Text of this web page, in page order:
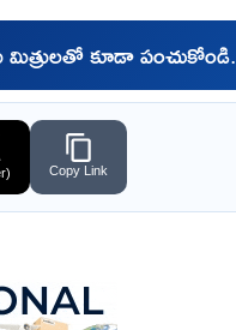
మిత్రులతో కూడా పంచుకోండి.
Copy Link